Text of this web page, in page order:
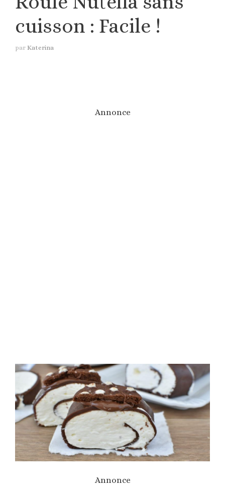
cuisson : Facile !
par Katerina
Annonce
Annonce